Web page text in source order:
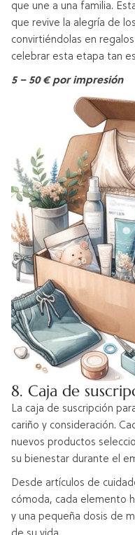
que une a una familia.
que revive la alegría de
convirtiéndolas en
celebrar esta etapa tan
5 – 50 € por impresión
8. Caja de
La caja de suscripción
cariño y consideración.
nuevos productos
su bienestar durante el
Desde artículos de
cómoda, cada elemento
y una pequeña dosis de